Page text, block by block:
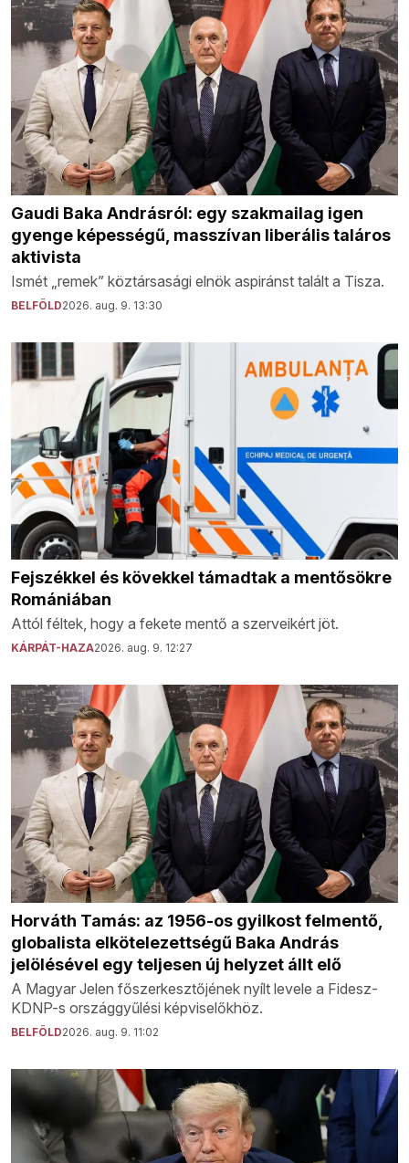
Gaudi Baka Andrásról: egy szakmailag igen
gyenge képességű, masszívan liberális taláros
aktivista
Ismét „remek” köztársasági elnök aspiránst talált a Tisza.
BELFÖLD2026. aug. 9. 13:30
Fejszékkel és kövekkel támadtak a mentősökre
Romániában
Attól féltek, hogy a fekete mentő a szerveikért jöt.
KÁRPÁT-HAZA2026. aug. 9. 12:27
Horváth Tamás: az 1956-os gyilkost felmentő,
globalista elkötelezettségű Baka András
jelölésével egy teljesen új helyzet állt elő
A Magyar Jelen főszerkesztőjének nyílt levele a Fidesz-
KDNP-s országgyűlési képviselőkhöz.
BELFÖLD2026. aug. 9. 11:02